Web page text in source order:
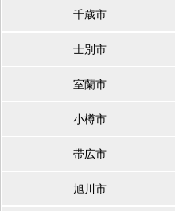
千歳市
士別市
室蘭市
小樽市
帯広市
旭川市